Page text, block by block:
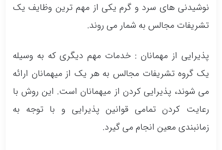
نوشیدنی های سرد و گرم یکی از مهم ترین وظایف یک
تشریفات مجالس به شمار می روند.
پذیرایی از مهمانان : خدمات مهم دیگری که به وسیله
یک گروه تشریفات مجالس به هر یک از میهمانان ارائه
می شوند، پذیرایی کردن از میهمانان است. این روش با
رعایت کردن تمامی قوانین پذیرایی و با توجه به
زمانبندی معین انجام می گیرد.